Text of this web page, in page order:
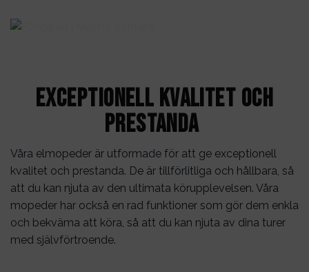
Exceptionell kvalitet och
prestanda
Våra elmopeder är utformade för att ge exceptionell
kvalitet och prestanda. De är tillförlitliga och hållbara, så
att du kan njuta av den ultimata körupplevelsen. Våra
mopeder har också en rad funktioner som gör dem enkla
och bekväma att köra, så att du kan njuta av dina turer
med självförtroende.